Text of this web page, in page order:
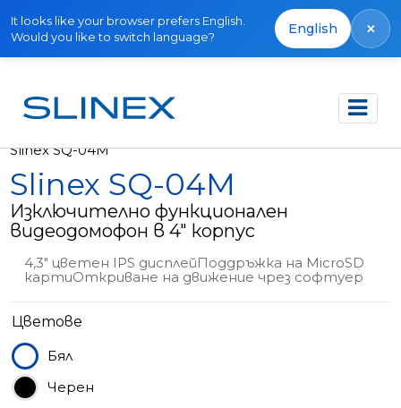
It looks like your browser prefers English.
Would you like to switch language?
English ×
Начало Продукти
Slinex SQ-04M
Slinex SQ-04M
Изключително функционален
видеодомофон в 4" корпус
4,3" цветен IPS дисплейПоддръжка на MicroSD
картиОткриване на движение чрез софтуер
Цветове
Бял
Черен